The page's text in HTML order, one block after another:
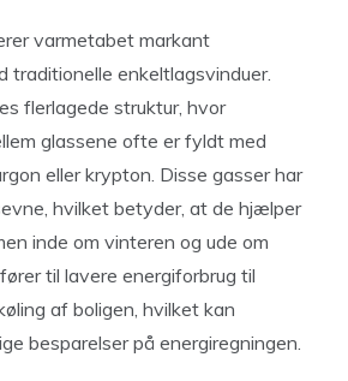
varmetabet markant
traditionelle enkeltlagsvinduer.
flerlagede struktur, hvor
glassene ofte er fyldt med
eller krypton. Disse gasser har
hvilket betyder, at de hjælper
inde om vinteren og ude om
til lavere energiforbrug til
af boligen, hvilket kan
besparelser på energiregningen.